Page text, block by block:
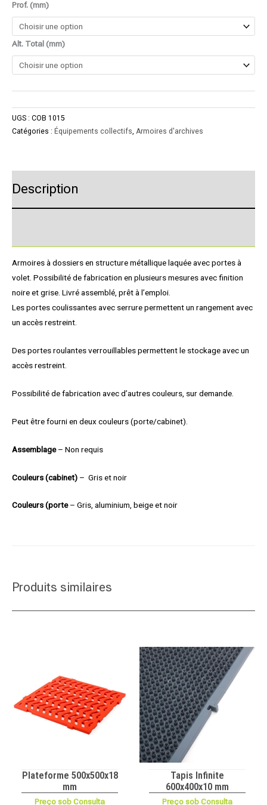
Prof. (mm)
Alt. Total (mm)
UGS : COB 1015
Catégories : Équipements collectifs, Armoires d'archives
Description
Armoires à dossiers en structure métallique laquée avec portes à
volet. Possibilité de fabrication en plusieurs mesures avec finition
noire et grise. Livré assemblé, prêt à l’emploi.
Les portes coulissantes avec serrure permettent un rangement avec
un accès restreint.
Des portes roulantes verrouillables permettent le stockage avec un
accès restreint.
Possibilité de fabrication avec d’autres couleurs, sur demande.
Peut être fourni en deux couleurs (porte/cabinet).
Assemblage– Non requis
Couleurs (cabinet) – Gris et noir
Couleurs (porte– Gris, aluminium, beige et noir
Produits similaires
Plateforme 500x500x18
mm
Preço sob Consulta
Tapis Infinite
600x400x10 mm
Preço sob Consulta